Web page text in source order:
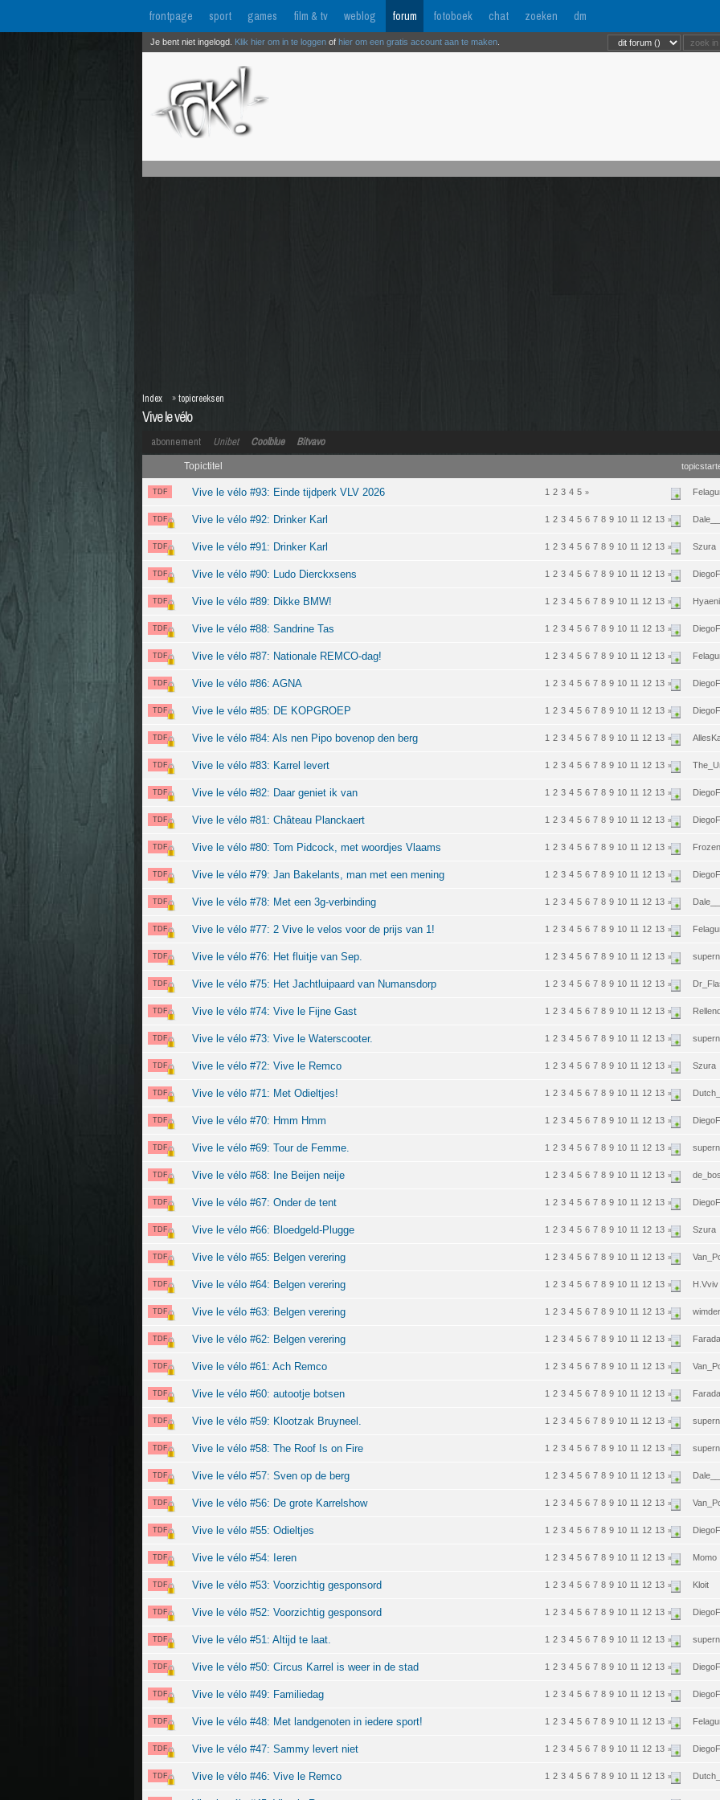
frontpage sport games film & tv weblog forum fotoboek chat zoeken dm
Je bent niet ingelogd. Klik hier om in te loggen of hier om een gratis account aan te maken
Vive le vélo
Index »topicreeksen
abonnement Unibet Coolblue Bitvavo
Topictitel
TDF Vive le vélo #93: Einde tijdperk VLV 2026 1 2 3 4 5 »
TDF Vive le vélo #92: Drinker Karl 1 2 3 4 5 6 7 8 9 10 11 12 13 »
TDF Vive le vélo #91: Drinker Karl 1 2 3 4 5 6 7 8 9 10 11 12 13 » Szura
TDF Vive le vélo #90: Ludo Dierckxsens 1 2 3 4 5 6 7 8 9 10 11 12 13 »
TDF Vive le vélo #89: Dikke BMW! 1 2 3 4 5 6 7 8 9 10 11 12 13 »
TDF Vive le vélo #88: Sandrine Tas 1 2 3 4 5 6 7 8 9 10 11 12 13 »
TDF Vive le vélo #87: Nationale REMCO-dag! 1 2 3 4 5 6 7 8 9 10 11 12 13 »
TDF Vive le vélo #86: AGNA 1 2 3 4 5 6 7 8 9 10 11 12 13 »
TDF Vive le vélo #85: DE KOPGROEP 1 2 3 4 5 6 7 8 9 10 11 12 13 »
TDF Vive le vélo #84: Als nen Pipo bovenop den berg 1 2 3 4 5 6 7 8 9 10 11 12 13 »
TDF Vive le vélo #83: Karrel levert 1 2 3 4 5 6 7 8 9 10 11 12 13 »
TDF Vive le vélo #82: Daar geniet ik van 1 2 3 4 5 6 7 8 9 10 11 12 13 »
TDF Vive le vélo #81: Château Planckaert 1 2 3 4 5 6 7 8 9 10 11 12 13 »
TDF Vive le vélo #80: Tom Pidcock, met woordjes Vlaams 1 2 3 4 5 6 7 8 9 10 11 12 13 »
TDF Vive le vélo #79: Jan Bakelants, man met een mening 1 2 3 4 5 6 7 8 9 10 11 12 13 »
TDF Vive le vélo #78: Met een 3g-verbinding 1 2 3 4 5 6 7 8 9 10 11 12 13 »
TDF Vive le vélo #77: 2 Vive le velos voor de prijs van 1! 1 2 3 4 5 6 7 8 9 10 11 12 13 »
TDF Vive le vélo #76: Het fluitje van Sep. 1 2 3 4 5 6 7 8 9 10 11 12 13 »
TDF Vive le vélo #75: Het Jachtluipaard van Numansdorp 1 2 3 4 5 6 7 8 9 10 11 12 13 »
TDF Vive le vélo #74: Vive le Fijne Gast 1 2 3 4 5 6 7 8 9 10 11 12 13 »
TDF Vive le vélo #73: Vive le Waterscooter. 1 2 3 4 5 6 7 8 9 10 11 12 13 »
TDF Vive le vélo #72: Vive le Remco 1 2 3 4 5 6 7 8 9 10 11 12 13 » Szura
TDF Vive le vélo #71: Met Odieltjes! 1 2 3 4 5 6 7 8 9 10 11 12 13 »
TDF Vive le vélo #70: Hmm Hmm 1 2 3 4 5 6 7 8 9 10 11 12 13 »
TDF Vive le vélo #69: Tour de Femme. 1 2 3 4 5 6 7 8 9 10 11 12 13 »
TDF Vive le vélo #68: Ine Beijen neije 1 2 3 4 5 6 7 8 9 10 11 12 13 »
TDF Vive le vélo #67: Onder de tent 1 2 3 4 5 6 7 8 9 10 11 12 13 »
TDF Vive le vélo #66: Bloedgeld-Plugge 1 2 3 4 5 6 7 8 9 10 11 12 13 » Szura
TDF Vive le vélo #65: Belgen verering 1 2 3 4 5 6 7 8 9 10 11 12 13 »
TDF Vive le vélo #64: Belgen verering 1 2 3 4 5 6 7 8 9 10 11 12 13 » H.Vviv
TDF Vive le vélo #63: Belgen verering 1 2 3 4 5 6 7 8 9 10 11 12 13 »
TDF Vive le vélo #62: Belgen verering 1 2 3 4 5 6 7 8 9 10 11 12 13 »
TDF Vive le vélo #61: Ach Remco 1 2 3 4 5 6 7 8 9 10 11 12 13 »
TDF Vive le vélo #60: autootje botsen 1 2 3 4 5 6 7 8 9 10 11 12 13 »
TDF Vive le vélo #59: Klootzak Bruyneel. 1 2 3 4 5 6 7 8 9 10 11 12 13 »
TDF Vive le vélo #58: The Roof Is on Fire 1 2 3 4 5 6 7 8 9 10 11 12 13 »
TDF Vive le vélo #57: Sven op de berg 1 2 3 4 5 6 7 8 9 10 11 12 13 »
TDF Vive le vélo #56: De grote Karrelshow 1 2 3 4 5 6 7 8 9 10 11 12 13 »
TDF Vive le vélo #55: Odieltjes 1 2 3 4 5 6 7 8 9 10 11 12 13 »
TDF Vive le vélo #54: Ieren 1 2 3 4 5 6 7 8 9 10 11 12 13 » Momo
TDF Vive le vélo #53: Voorzichtig gesponsord 1 2 3 4 5 6 7 8 9 10 11 12 13 » Kloit
TDF Vive le vélo #52: Voorzichtig gesponsord 1 2 3 4 5 6 7 8 9 10 11 12 13 »
TDF Vive le vélo #51: Altijd te laat. 1 2 3 4 5 6 7 8 9 10 11 12 13 »
TDF Vive le vélo #50: Circus Karrel is weer in de stad 1 2 3 4 5 6 7 8 9 10 11 12 13 »
TDF Vive le vélo #49: Familiedag 1 2 3 4 5 6 7 8 9 10 11 12 13 »
TDF Vive le vélo #48: Met landgenoten in iedere sport! 1 2 3 4 5 6 7 8 9 10 11 12 13 »
TDF Vive le vélo #47: Sammy levert niet 1 2 3 4 5 6 7 8 9 10 11 12 13 »
TDF Vive le vélo #46: Vive le Remco 1 2 3 4 5 6 7 8 9 10 11 12 13 »